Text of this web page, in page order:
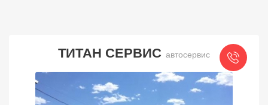
ТИТАН СЕРВИС автосервис